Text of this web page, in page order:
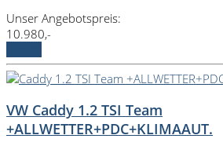
Unser Angebotspreis:
10.980,-
VW Caddy 1.2 TSI Team
+ALLWETTER+PDC+KLIMAAUT.